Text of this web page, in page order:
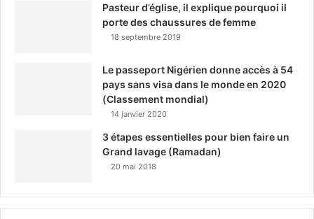
Pasteur d’église, il explique pourquoi il
porte des chaussures de femme
18 septembre 2019
Le passeport Nigérien donne accès à 54
pays sans visa dans le monde en 2020
(Classement mondial)
14 janvier 2020
3 étapes essentielles pour bien faire un
Grand lavage (Ramadan)
20 mai 2018